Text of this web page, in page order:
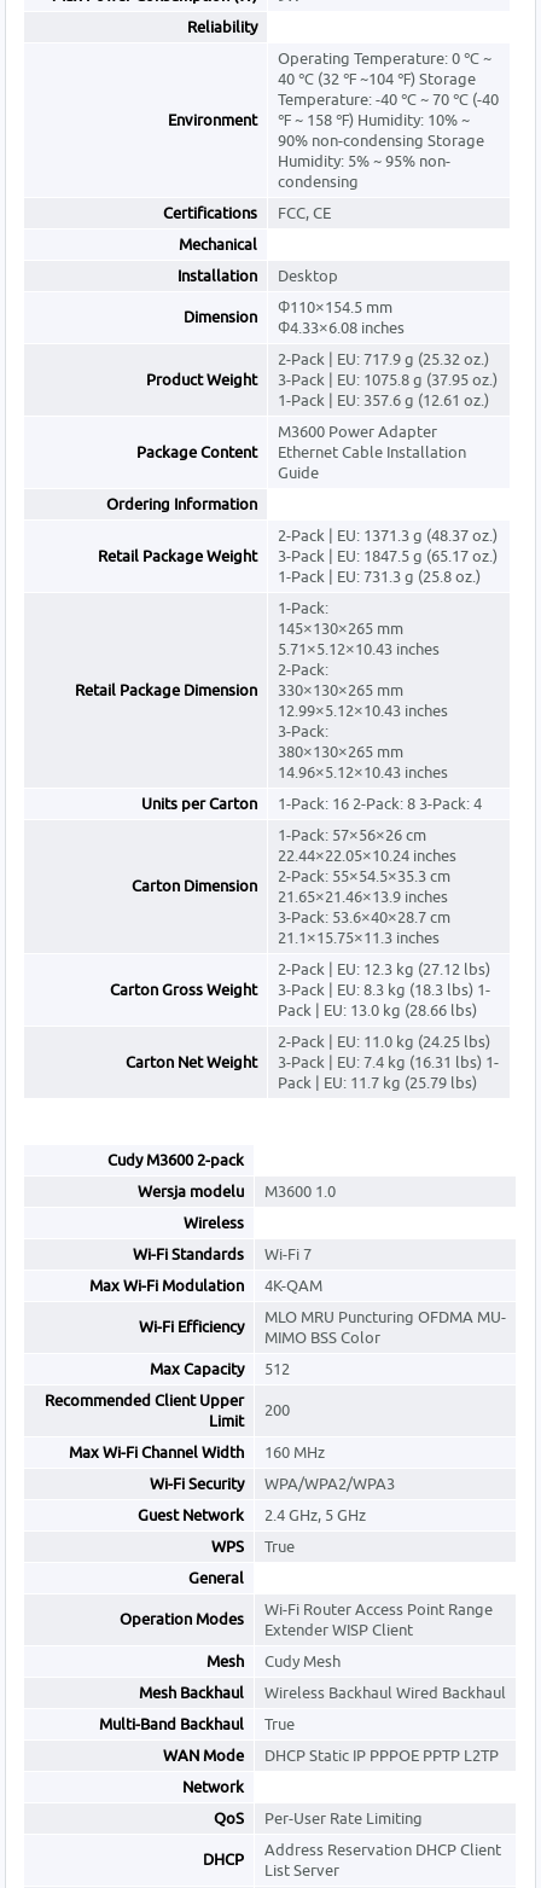
Reliability
Environment
Operating Temperature: 0 ℃ ~
40 ℃ (32 ℉ ~104 ℉) Storage
Temperature: -40 ℃ ~ 70 ℃ (-40
℉ ~ 158 ℉) Humidity: 10% ~
90% non-condensing Storage
Humidity: 5% ~ 95% non-
condensing
Certifications
FCC, CE
Mechanical
Installation
Desktop
Dimension
Φ110×154.5 mm
Φ4.33×6.08 inches
Product Weight
2-Pack | EU: 717.9 g (25.32 oz.)
3-Pack | EU: 1075.8 g (37.95 oz.)
1-Pack | EU: 357.6 g (12.61 oz.)
Package Content
M3600 Power Adapter
Ethernet Cable Installation
Guide
Ordering Information
Retail Package Weight
2-Pack | EU: 1371.3 g (48.37 oz.)
3-Pack | EU: 1847.5 g (65.17 oz.)
1-Pack | EU: 731.3 g (25.8 oz.)
Retail Package Dimension
1-Pack:
145×130×265 mm
5.71×5.12×10.43 inches
2-Pack:
330×130×265 mm
12.99×5.12×10.43 inches
3-Pack:
380×130×265 mm
14.96×5.12×10.43 inches
Units per Carton
1-Pack: 16 2-Pack: 8 3-Pack: 4
Carton Dimension
1-Pack: 57×56×26 cm
22.44×22.05×10.24 inches
2-Pack: 55×54.5×35.3 cm
21.65×21.46×13.9 inches
3-Pack: 53.6×40×28.7 cm
21.1×15.75×11.3 inches
Carton Gross Weight
2-Pack | EU: 12.3 kg (27.12 lbs)
3-Pack | EU: 8.3 kg (18.3 lbs) 1-
Pack | EU: 13.0 kg (28.66 lbs)
Carton Net Weight
2-Pack | EU: 11.0 kg (24.25 lbs)
3-Pack | EU: 7.4 kg (16.31 lbs) 1-
Pack | EU: 11.7 kg (25.79 lbs)
Cudy M3600 2-pack
Wersja modelu
M3600 1.0
Wireless
Wi-Fi Standards
Wi-Fi 7
Max Wi-Fi Modulation
4K-QAM
Wi-Fi Efficiency
MLO MRU Puncturing OFDMA MU-
MIMO BSS Color
Max Capacity
512
Recommended Client Upper
Limit
200
Max Wi-Fi Channel Width
160 MHz
Wi-Fi Security
WPA/WPA2/WPA3
Guest Network
2.4 GHz, 5 GHz
WPS
True
General
Operation Modes
Wi-Fi Router Access Point Range
Extender WISP Client
Mesh
Cudy Mesh
Mesh Backhaul
Wireless Backhaul Wired Backhaul
Multi-Band Backhaul
True
WAN Mode
DHCP Static IP PPPOE PPTP L2TP
Network
QoS
Per-User Rate Limiting
DHCP
Address Reservation DHCP Client
List Server